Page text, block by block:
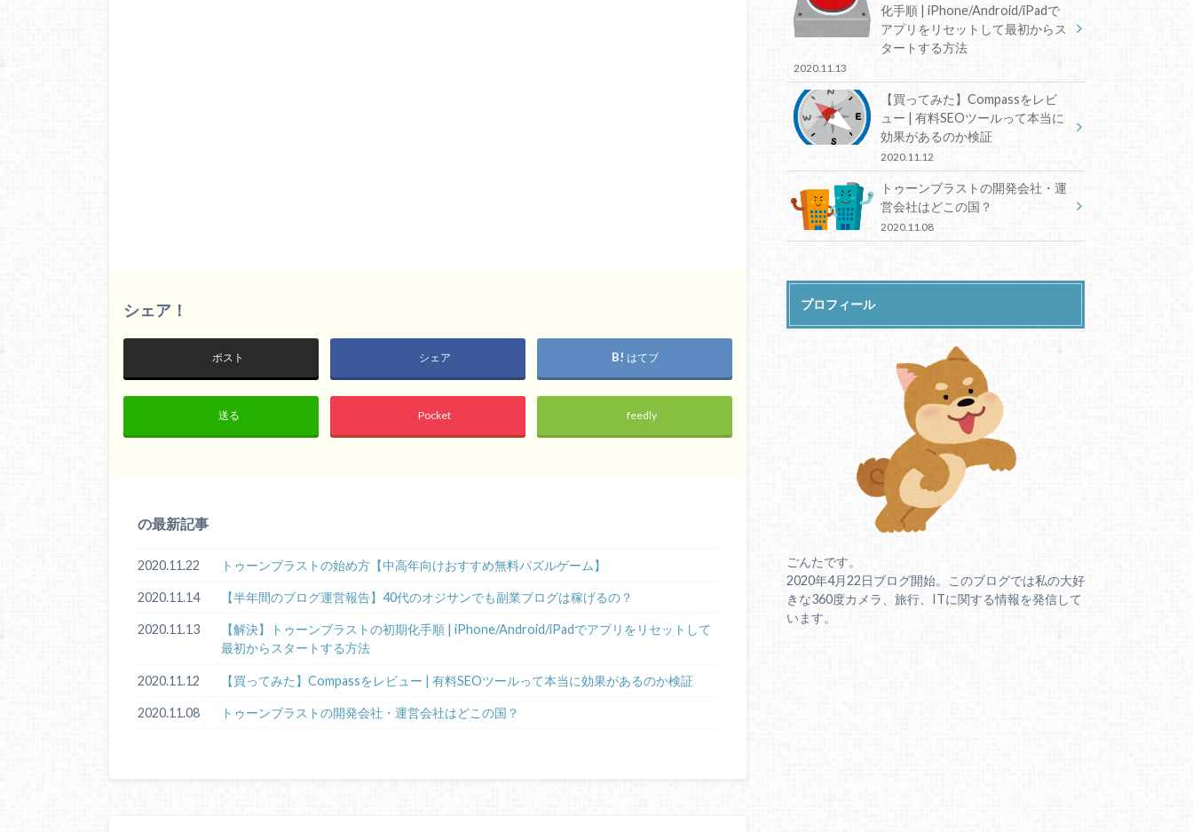
シェア！
ポスト シェア はてブ
送る Pocket feedly
の最新記事
2020.11.22 トゥーンブラストの始め方【中高年向けおすすめ無料パズルゲーム】
2020.11.14 【半年間のブログ運営報告】40代のオジサンでも副業ブログは稼げるの？
2020.11.13
【解決】トゥーンブラストの初期化手順 | iPhone/Android/iPadでアプリをリセットして
最初からスタートする方法
2020.11.12 【買ってみた】Compassをレビュー | 有料SEOツールって本当に効果があるのか検証
2020.11.08 トゥーンブラストの開発会社・運営会社はどこの国？
化手順 | iPhone/Android/iPadで
アプリをリセットして最初からス
タートする方法
2020.11.13
【買ってみた】Compassをレビ
ュー | 有料SEOツールって本当に
効果があるのか検証
2020.11.12
トゥーンブラストの開発会社・運
営会社はどこの国？
2020.11.08
プロフィール
ごんたです。
2020年4月22日ブログ開始。このブログでは私の大好
きな360度カメラ、旅行、ITに関する情報を発信して
います。